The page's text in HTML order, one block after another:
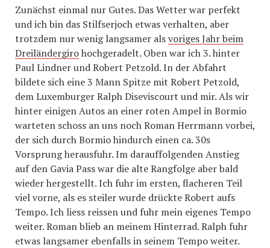
Zunächst einmal nur Gutes. Das Wetter war perfekt
und ich bin das Stilfserjoch etwas verhalten, aber
trotzdem nur wenig langsamer alsvoriges Jahr beim
Dreiländergirohochgeradelt. Oben war ich 3. hinter
Paul Lindner und Robert Petzold. In der Abfahrt
bildete sich eine 3 Mann Spitze mit Robert Petzold,
dem Luxemburger Ralph Diseviscourt und mir. Als wir
hinter einigen Autos an einer roten Ampel in Bormio
warteten schoss an uns noch Roman Herrmann vorbei,
der sich durch Bormio hindurch einen ca. 30s
Vorsprung herausfuhr. Im darauffolgenden Anstieg
auf den Gavia Pass war die alte Rangfolge aber bald
wieder hergestellt. Ich fuhr im ersten, flacheren Teil
viel vorne, als es steiler wurde drückte Robert aufs
Tempo. Ich liess reissen und fuhr mein eigenes Tempo
weiter. Roman blieb an meinem Hinterrad. Ralph fuhr
etwas langsamer ebenfalls in seinem Tempo weiter.